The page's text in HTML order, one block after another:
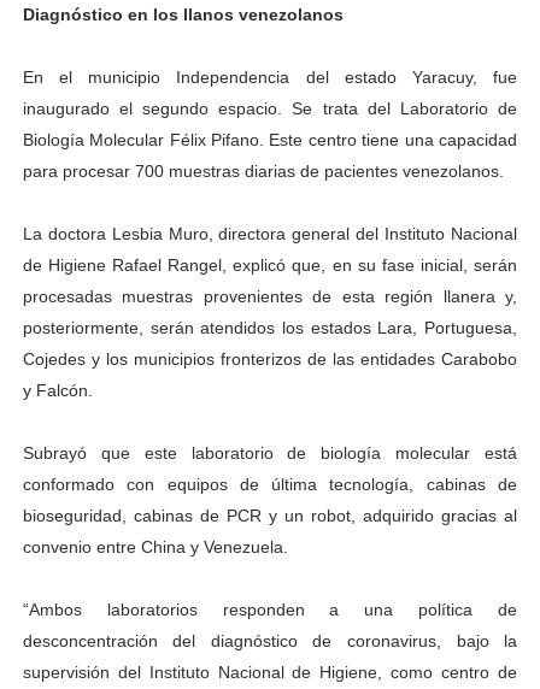
Diagnóstico en los llanos venezolanos
En el municipio Independencia del estado Yaracuy, fue
inaugurado el segundo espacio. Se trata del Laboratorio de
Biología Molecular Félix Pifano. Este centro tiene una capacidad
para procesar 700 muestras diarias de pacientes venezolanos.
La doctora Lesbia Muro, directora general del Instituto Nacional
de Higiene Rafael Rangel, explicó que, en su fase inicial, serán
procesadas muestras provenientes de esta región llanera y,
posteriormente, serán atendidos los estados Lara, Portuguesa,
Cojedes y los municipios fronterizos de las entidades Carabobo
y Falcón.
Subrayó que este laboratorio de biología molecular está
conformado con equipos de última tecnología, cabinas de
bioseguridad, cabinas de PCR y un robot, adquirido gracias al
convenio entre China y Venezuela.
“Ambos laboratorios responden a una política de
desconcentración del diagnóstico de coronavirus, bajo la
supervisión del Instituto Nacional de Higiene, como centro de